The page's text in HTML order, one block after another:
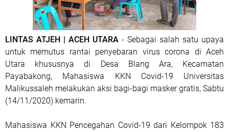
LINTAS ATJEH | ACEH UTARA - Sebagai salah satu upaya
untuk memutus rantai penyebaran virus corona di Aceh
Utara khususnya di Desa Blang Ara, Kecamatan
Payabakong, Mahasiswa KKN Covid-19 Universitas
Malikussaleh melakukan aksi bagi-bagi masker gratis, Sabtu
(14/11/2020) kemarin.
Mahasiswa KKN Pencegahan Covid-19 dari Kelompok 183